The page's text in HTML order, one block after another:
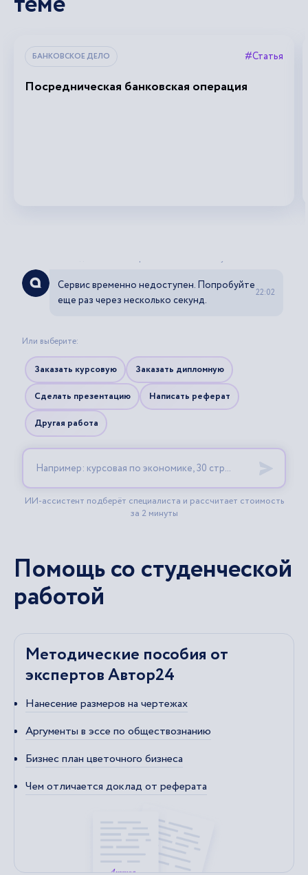
БАНКОВСКОЕ ДЕЛО #Статья
Посредническая банковская операция
Помощь со студенческой
работой
Методические пособия от
экспертов Автор24
Нанесение размеров на чертежах
Аргументы в эссе по обществознанию
Бизнес план цветочного бизнеса
Чем отличается доклад от реферата